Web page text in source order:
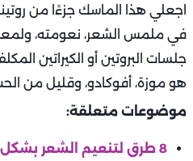
اجعلي هذا الماسك جزءًا من
في ملمس الشعر، نعومته،
جلسات البروتين أو الكيراتين
هو موزة، أفوكادو، وقليل من
موضوعات متعلقة:
8 طرق لتنعيم الشعر بشكل طبيعي في المنزل